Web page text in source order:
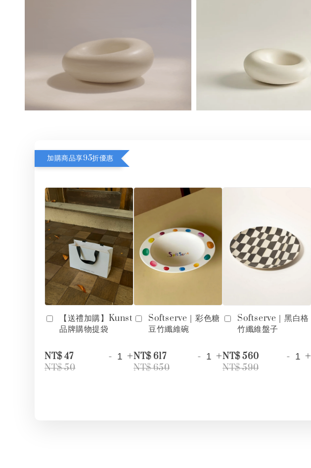
加購商品享95折優惠
【送禮加購】Kunst
品牌購物提袋
NT$ 47
NT$ 50
- +
Softserve｜彩色糖
豆竹纖維碗
NT$ 617
NT$ 650
- +
Softserve｜黑白格
竹纖維盤子
NT$ 560
NT$ 590
- +